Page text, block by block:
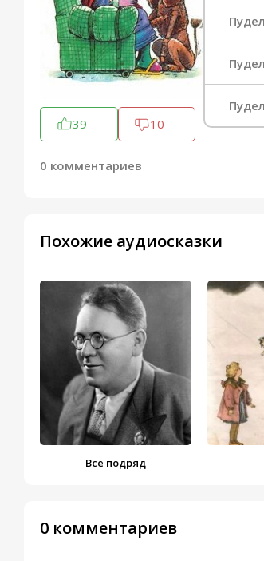
39 10
0 комментариев
Похожие аудиосказки
Все подряд
0 комментариев